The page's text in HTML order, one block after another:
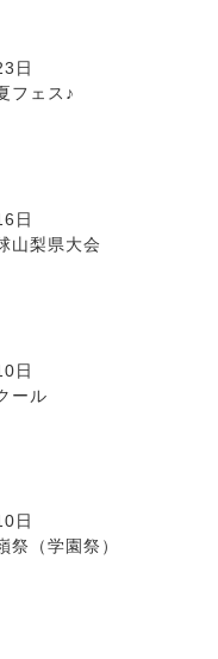
日
フェス♪
日
山梨県大会
日
ール
日
祭（学園祭）